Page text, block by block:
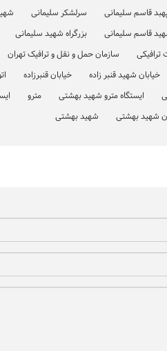
قاسم سلیمانی سرلشکر سلیمانی
قاسم سلیمانی بزرگراه شهید سلیمانی
سازمان حمل و نقل و ترافیک تهران
خیابان شهید قنبر زاده خیابان قنبرزاده
ایستگاه مترو شهید بهشتی مترو
شهید بهشتی شهید بهشتی